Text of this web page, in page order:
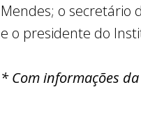
Mendes; o secretário
e o presidente do
* Com informações